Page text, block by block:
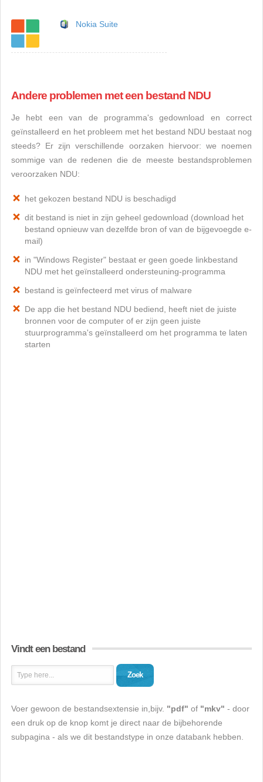
Nokia Suite
Andere problemen met een bestand NDU
Je hebt een van de programma's gedownload en correct
geïnstalleerd en het probleem met het bestand NDU bestaat nog
steeds? Er zijn verschillende oorzaken hiervoor: we noemen
sommige van de redenen die de meeste bestandsproblemen
veroorzaken NDU:
het gekozen bestand NDU is beschadigd
dit bestand is niet in zijn geheel gedownload (download het
bestand opnieuw van dezelfde bron of van de bijgevoegde e-
mail)
in "Windows Register" bestaat er geen goede linkbestand
NDU met het geïnstalleerd ondersteuning-programma
bestand is geïnfecteerd met virus of malware
De app die het bestand NDU bediend, heeft niet de juiste
bronnen voor de computer of er zijn geen juiste
stuurprogramma's geïnstalleerd om het programma te laten
starten
Vindt een bestand
Zoek
Voer gewoon de bestandsextensie in,bijv. "pdf" of "mkv" - door
een druk op de knop komt je direct naar de bijbehorende
subpagina - als we dit bestandstype in onze databank hebben.